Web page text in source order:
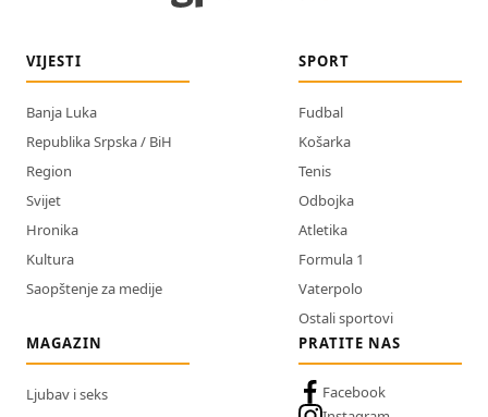
VIJESTI
Banja Luka
Republika Srpska / BiH
Region
Svijet
Hronika
Kultura
Saopštenje za medije
SPORT
Fudbal
Košarka
Tenis
Odbojka
Atletika
Formula 1
Vaterpolo
Ostali sportovi
MAGAZIN
Ljubav i seks
PRATITE NAS
Facebook